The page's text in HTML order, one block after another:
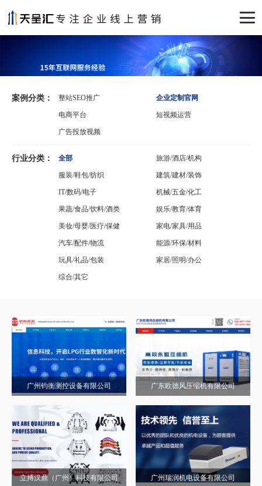
案例分类： 整站SEO推广 企业定制官网
电商平台 短视频运营
广告投放视频
行业分类： 全部 旅游/酒店/机构
服装/鞋包/纺织 建筑/建材/装饰
IT/数码/电子 机械/五金/化工
果蔬/食品/饮料/酒类 娱乐/教育/体育
美妆/母婴/医疗/保健 家电/家具/用品
汽车/配件/物流 能源/环保/材料
玩具/礼品/包装 家居/照明/办公
综合/其它
广州钧衡测控设备有限公司 广东欧德风压缩机有限公司
立搏汉鼎（广州）科技有限公司 广州瑞润机电设备有限公司